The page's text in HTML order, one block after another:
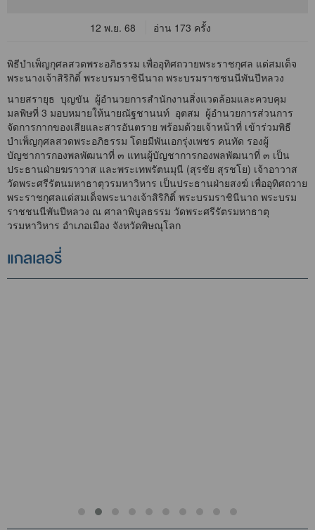
12 พ.ย. 68 อ่าน 173 ครั้ง
พิธีบำเพ็ญกุศลสวดพระอภิธรรม เพื่ออุทิศถวายพระราชกุศล แด่สมเด็จ
พระนางเจ้าสิริกิติ์ พระบรมราชินีนาถ พระบรมราชชนนีพันปีหลวง
นายสรายุธ บุญขัน ผู้อำนวยการสำนักงานสิ่งแวดล้อมและควบคุม
มลพิษที่ 3 มอบหมายให้นายณัฐชานนท์ อุตสม ผู้อำนวยการส่วนการ
จัดการกากของเสียและสารอันตราย พร้อมด้วยเจ้าหน้าที่ เข้าร่วมพิธี
บำเพ็ญกุศลสวดพระอภิธรรม โดยมีพันเอกรุ่งเพชร คนทัด รองผู้
บัญชาการกองพลพัฒนาที่ ๓ แทนผู้บัญชาการกองพลพัฒนาที่ ๓ เป็น
ประธานฝ่ายฆราวาส และพระเทพรัตนมุนี (สุรชัย สุรชโย) เจ้าอาวาส
วัดพระศรีรัตนมหาธาตุวรมหาวิหาร เป็นประธานฝ่ายสงฆ์ เพื่ออุทิศถวาย
พระราชกุศลแด่สมเด็จพระนางเจ้าสิริกิติ์ พระบรมราชินีนาถ พระบรม
ราชชนนีพันปีหลวง ณ ศาลาพิบูลธรรม วัดพระศรีรัตรมหาธาตุ
วรมหาวิหาร อำเภอเมือง จังหวัดพิษณุโลก
แกลเลอรี่